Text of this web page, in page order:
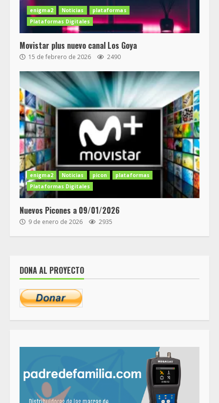
enigma2 Noticias
plataformas
Plataformas Digitales
Movistar plus nuevo canal Los Goya
15 de febrero de 2026 2490
enigma2 Noticias picon
plataformas
Plataformas Digitales
Nuevos Picones a 09/01/2026
9 de enero de 2026 2935
DONA AL PROYECTO